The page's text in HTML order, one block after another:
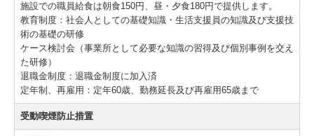
施設での職員給食は朝食150円、昼・夕食180円で提供します。
教育制度：社会人としての基礎知識・生活支援員の知識及び支援技
術の基礎の研修
ケース検討会（事業所として必要な知識の習得及び個別事例を交え
た研修）
退職金制度：退職金制度に加入済
定年制、再雇用：定年60歳、勤務延長及び再雇用65歳まで
受動喫煙防止措置